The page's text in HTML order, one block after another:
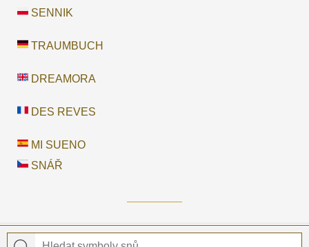
SENNIK
TRAUMBUCH
DREAMORA
DES REVES
MI SUENO
SNÁŘ